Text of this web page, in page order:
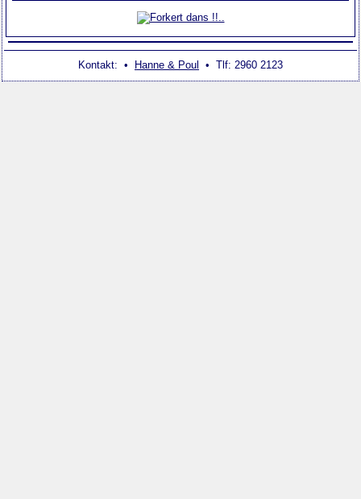
Kontakt: • Hanne & Poul • Tlf: 2960 2123